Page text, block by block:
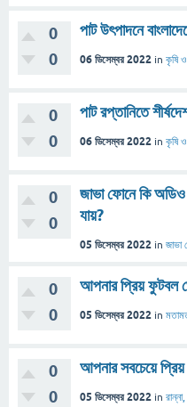
0
0
পাট উৎপাদনে
06 ডিসেম্বর 2022 in কৃষি
0
0
পাট রপ্তানিতে
06 ডিসেম্বর 2022 in কৃষি
0
0
জাভা ফোনে কি
যায়?
05 ডিসেম্বর 2022 in জাভা
0
0
আপনার প্রিয় ফুটবল
05 ডিসেম্বর 2022 in
0
0
আপনার সবচেয়ে প্রিয়
05 ডিসেম্বর 2022 in